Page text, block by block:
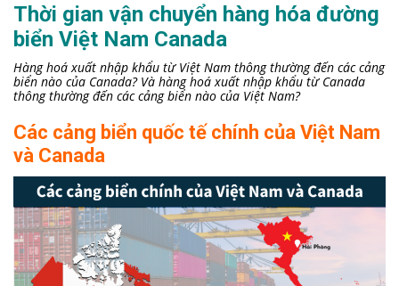
Thời gian vận chuyển hàng hóa đường
biển Việt Nam Canada
Hàng hoá xuất nhập khẩu từ Việt Nam thông thường đến các cảng
biển nào của Canada? Và hàng hoá xuất nhập khẩu từ Canada
thông thường đến các cảng biển nào của Việt Nam?
Các cảng biển quốc tế chính của Việt Nam
và Canada